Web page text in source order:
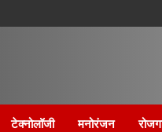
टेक्नोलॉजी मनोरंजन